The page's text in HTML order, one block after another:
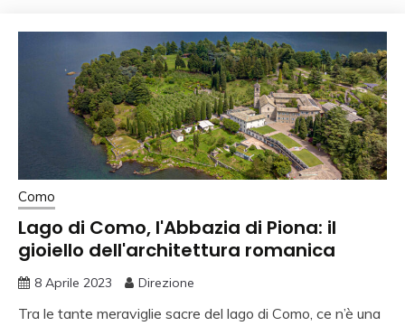
Como
Lago di Como, l'Abbazia di Piona: il
gioiello dell'architettura romanica
8 Aprile 2023 Direzione
Tra le tante meraviglie sacre del lago di Como, ce n’è una